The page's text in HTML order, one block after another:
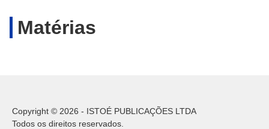
Matérias
Copyright © 2026 - ISTOÉ PUBLICAÇÕES LTDA
Todos os direitos reservados.